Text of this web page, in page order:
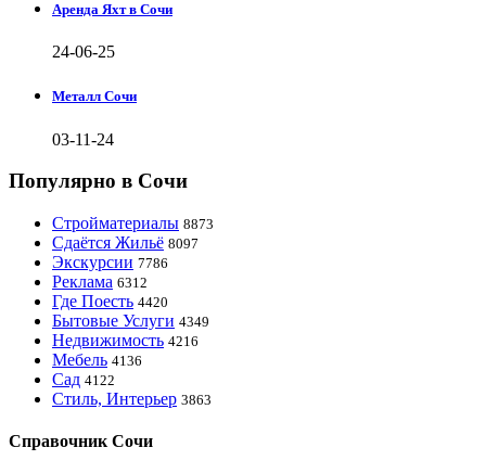
Аренда Яхт в Сочи
24-06-25
Металл Сочи
03-11-24
Популярно в Сочи
Стройматериалы 8873
Сдаётся Жильё 8097
Экскурсии 7786
Реклама 6312
Где Поесть 4420
Бытовые Услуги 4349
Недвижимость 4216
Мебель 4136
Сад 4122
Стиль, Интерьер 3863
Справочник Сочи